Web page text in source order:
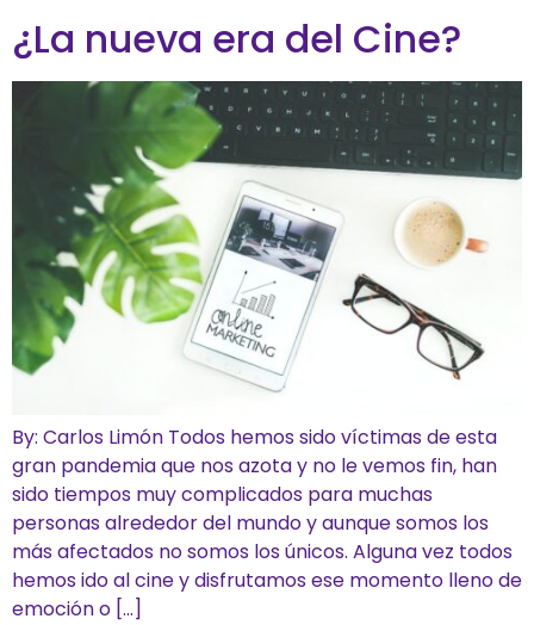
¿La nueva era del Cine?
By: Carlos Limón Todos hemos sido víctimas de esta
gran pandemia que nos azota y no le vemos fin, han
sido tiempos muy complicados para muchas
personas alrededor del mundo y aunque somos los
más afectados no somos los únicos. Alguna vez todos
hemos ido al cine y disfrutamos ese momento lleno de
emoción o […]